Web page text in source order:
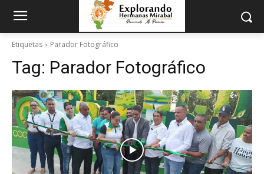
Etiquetas Parador Fotográfico
Tag: Parador Fotográfico